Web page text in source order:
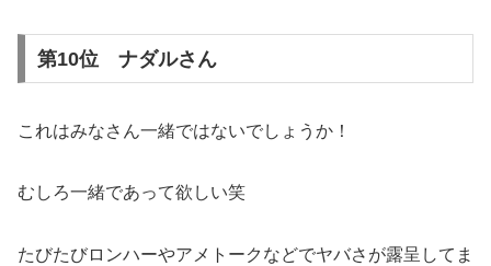
第10位 ナダルさん
これはみなさん一緒ではないでしょうか！
むしろ一緒であって欲しい笑
たびたびロンハーやアメトークなどでヤバさが露呈してま